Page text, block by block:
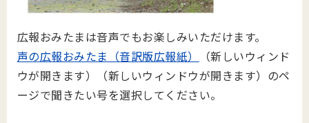
広報おみたまは音声でもお楽しみいただけます。
声の広報おみたま（音訳版広報紙）
（新しいウィンド
ウが開きます）（新しいウィンドウが開きます）のペ
ージで聞きたい号を選択してください。